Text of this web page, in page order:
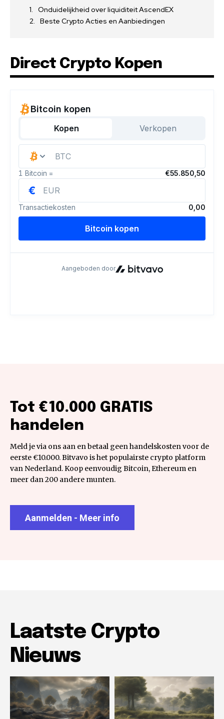
Onduidelijkheid over liquiditeit AscendEX
Beste Crypto Acties en Aanbiedingen
Direct Crypto Kopen
Tot €10.000 GRATIS
handelen
Meld je via ons aan en betaal geen handelskosten voor de
eerste €10.000. Bitvavo is het populairste crypto platform
van Nederland. Koop eenvoudig Bitcoin, Ethereum en
meer dan 200 andere munten.
Aanmelden - Meer info
Laatste Crypto
Nieuws